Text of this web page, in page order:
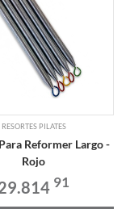
RESORTES PILATES
Reformer Largo -
Rojo
91